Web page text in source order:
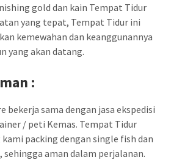
gold dan kain Tempat Tidur
yang tepat, Tempat Tidur ini
kemewahan dan keanggunannya
yang akan datang.
:
bekerja sama dengan jasa ekspedisi
/ peti Kemas. Tempat Tidur
kami packing dengan single fish dan
sehingga aman dalam perjalanan.